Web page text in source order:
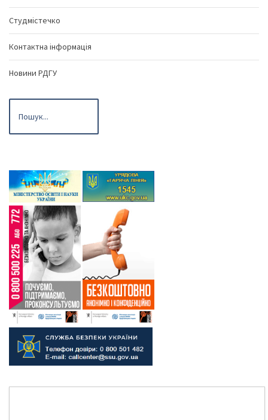
Студмістечко
Контактна інформація
Новини РДГУ